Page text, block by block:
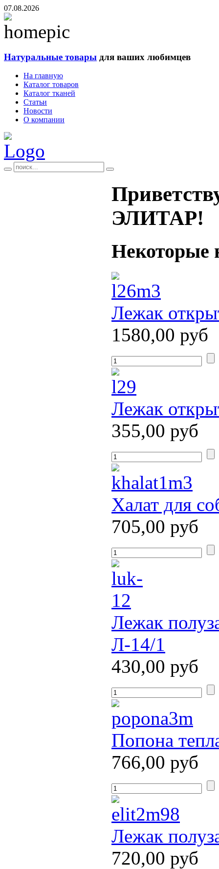
07.08.2026
Натуральные товары для ваших любимцев
На главную
Каталог товаров
Каталог тканей
Статьи
Новости
О компании
ЭЛИТАР!
Некоторые
Лежак
1580,00 руб
Лежак
355,00 руб
Халат для
705,00 руб
Лежак
Л-14/1
430,00 руб
Попона
766,00 руб
Лежак
720,00 руб